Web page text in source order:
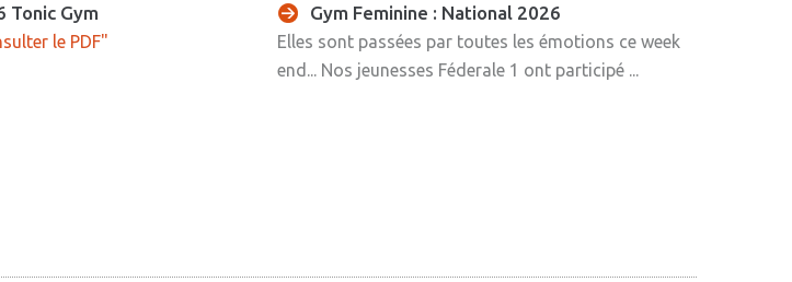
Tonic Gym
le PDF"
Gym Feminine : National 2026
Elles sont passées par toutes les émotions ce week
end... Nos jeunesses Féderale 1 ont participé ...